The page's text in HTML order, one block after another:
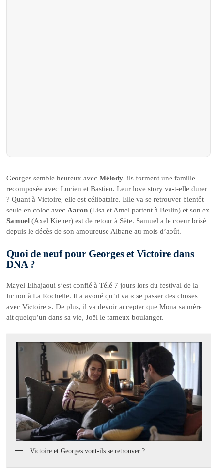
Georges semble heureux avecMélody, ils forment une famille
recomposée avec Lucien et Bastien. Leur love story va-t-elle durer
? Quant à Victoire, elle est célibataire. Elle va se retrouver bientôt
seule en coloc avec Aaron(Lisa et Amel partent à Berlin) et son ex
Samuel (Axel Kiener) est de retour à Sète. Samuel a le coeur brisé
depuis le décès de son amoureuse Albane au mois d’août.
Quoi de neuf pour Georges et Victoire dans
DNA ?
Mayel Elhajaoui s’est confié à Télé 7 jours lors du festival de la
fiction à La Rochelle. Il a avoué qu’il va « se passer des choses
avec Victoire ». De plus, il va devoir accepter que Mona sa mère
ait quelqu’un dans sa vie, Joël le fameux boulanger.
Victoire et Georges vont-ils se retrouver ?